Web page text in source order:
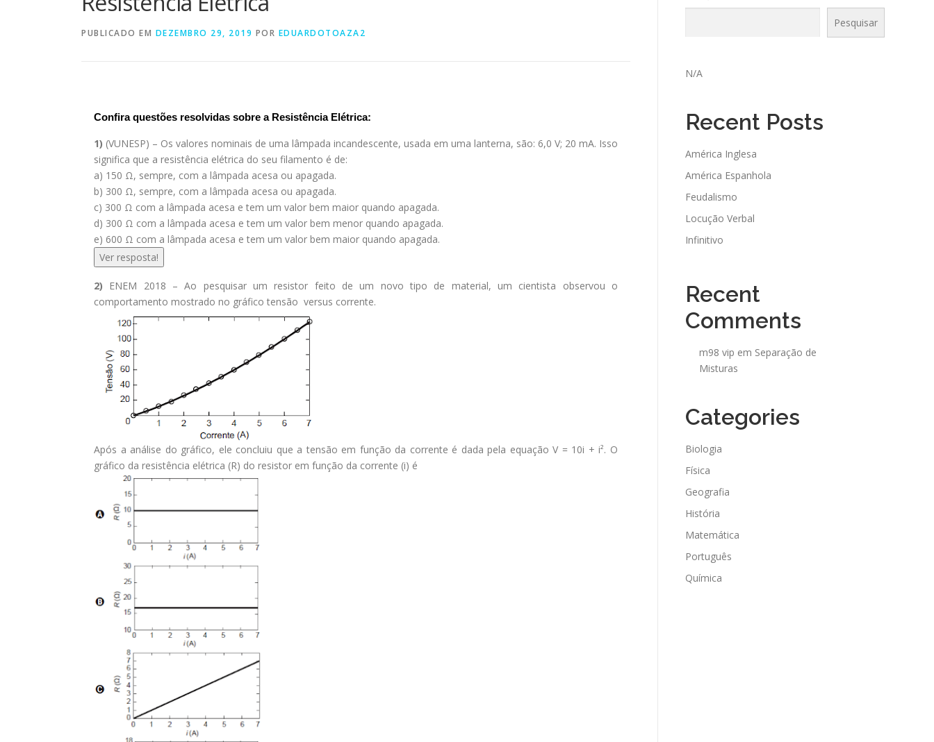
PUBLICADO EM DEZEMBRO 29, 2019 POR EDUARDOTOAZA2
Confira questões resolvidas sobre a Resistência Elétrica:
1) (VUNESP) – Os valores nominais de uma lâmpada incandescente, usada em uma lanterna, são: 6,0 V; 20 mA. Isso
significa que a resistência elétrica do seu filamento é de:
a) 150 Ω, sempre, com a lâmpada acesa ou apagada.
b) 300 Ω, sempre, com a lâmpada acesa ou apagada.
c) 300 Ω com a lâmpada acesa e tem um valor bem maior quando apagada.
d) 300 Ω com a lâmpada acesa e tem um valor bem menor quando apagada.
e) 600 Ω com a lâmpada acesa e tem um valor bem maior quando apagada.
Ver resposta!
2) ENEM 2018 – Ao pesquisar um resistor feito de um novo tipo de material, um cientista observou o
comportamento mostrado no gráfico tensão versus corrente.
Após a análise do gráfico, ele concluiu que a tensão em função da corrente é dada pela equação V = 10i + i². O
gráfico da resistência elétrica (R) do resistor em função da corrente (i) é
Pesquisar
N/A
Recent Posts
América Inglesa
América Espanhola
Feudalismo
Locução Verbal
Infinitivo
Recent
Comments
m98 vip em Separação de
Misturas
Categories
Biologia
Física
Geografia
História
Matemática
Português
Química